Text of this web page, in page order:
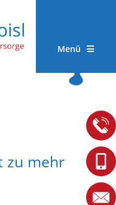
Menü
zu mehr